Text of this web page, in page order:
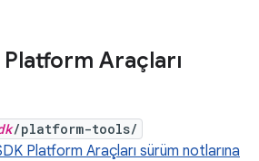
Araçları
/platform-tools/
Platform Araçları sürüm notlarına